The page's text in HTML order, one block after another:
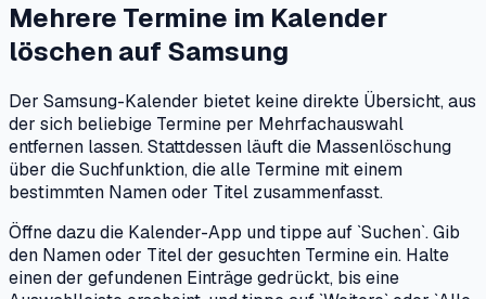
Mehrere Termine im Kalender
löschen auf Samsung
Der Samsung-Kalender bietet keine direkte Übersicht, aus
der sich beliebige Termine per Mehrfachauswahl
entfernen lassen. Stattdessen läuft die Massenlöschung
über die Suchfunktion, die alle Termine mit einem
bestimmten Namen oder Titel zusammenfasst.
Öffne dazu die Kalender-App und tippe auf `Suchen`. Gib
den Namen oder Titel der gesuchten Termine ein. Halte
einen der gefundenen Einträge gedrückt, bis eine